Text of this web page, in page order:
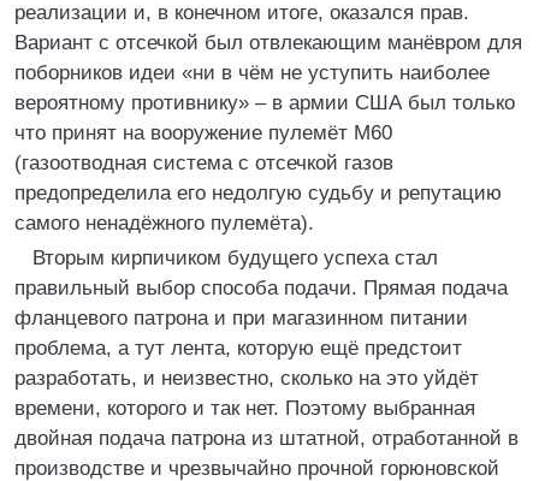
реализации и, в конечном итоге, оказался прав.
Вариант с отсечкой был отвлекающим манёвром для
поборников идеи «ни в чём не уступить наиболее
вероятному противнику» – в армии США был только
что принят на вооружение пулемёт М60
(газоотводная система с отсечкой газов
предопределила его недолгую судьбу и репутацию
самого ненадёжного пулемёта).
Вторым кирпичиком будущего успеха стал
правильный выбор способа подачи. Прямая подача
фланцевого патрона и при магазинном питании
проблема, а тут лента, которую ещё предстоит
разработать, и неизвестно, сколько на это уйдёт
времени, которого и так нет. Поэтому выбранная
двойная подача патрона из штатной, отработанной в
производстве и чрезвычайно прочной горюновской